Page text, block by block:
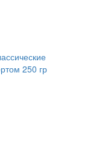
250 гр